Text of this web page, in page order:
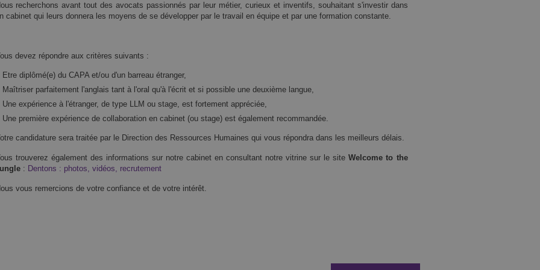
recherchons avant tout des avocats passionnés par leur métier, curieux et inventifs, souhaitant s'investir dans
cabinet qui leurs donnera les moyens de se développer par le travail en équipe et par une formation constante.
devez répondre aux critères suivants :
Etre diplômé(e) du CAPA et/ou d'un barreau étranger,
Maîtriser parfaitement l'anglais tant à l'oral qu'à l'écrit et si possible une deuxième langue,
Une expérience à l'étranger, de type LLM ou stage, est fortement appréciée,
Une première expérience de collaboration en cabinet (ou stage) est également recommandée.
candidature sera traitée par le Direction des Ressources Humaines qui vous répondra dans les meilleurs délais.
trouverez également des informations sur notre cabinet en consultant notre vitrine sur le siteWelcome to the
: Dentons : photos, vidéos, recrutement
vous remercions de votre confiance et de votre intérêt.